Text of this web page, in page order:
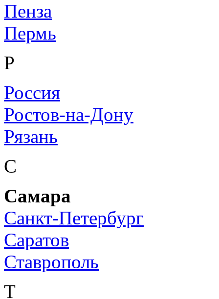
Пенза
Пермь
Р
Россия
Ростов-на-Дону
Рязань
С
Самара
Санкт-Петербург
Саратов
Ставрополь
Т